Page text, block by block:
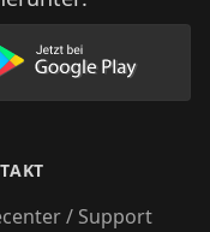
herunter
Lade unsere
/ Support